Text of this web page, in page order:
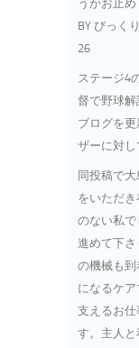
うかお止め
BY びっく
26
ステージ4
督で野球
ブログを
ザーに対し
同投稿で
をいただ
のない私
進めて下
の機械も
になるケ
支えるお
す。主人